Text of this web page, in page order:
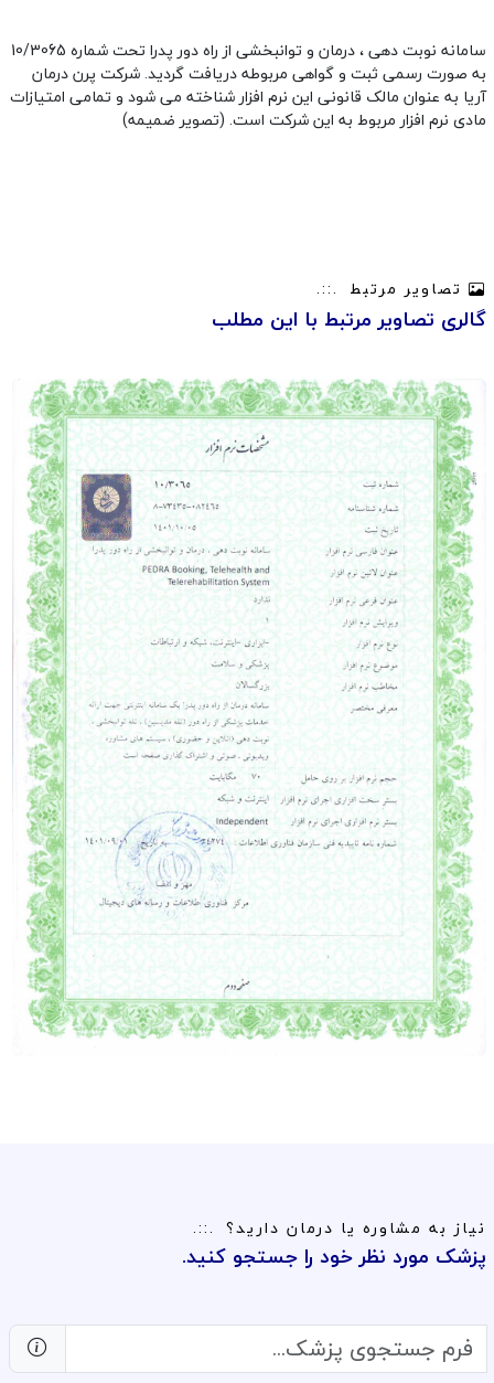
سامانه نوبت دهی ، درمان و توانبخشی از راه دور پدرا تحت شماره 10/3065
به صورت رسمی ثبت و گواهی مربوطه دریافت گردید. شرکت پرن درمان
آریا به عنوان مالک قانونی این نرم افزار شناخته می شود و تمامی امتیازات
مادی نرم افزار مربوط به این شرکت است. (تصویر ضمیمه)
تصاویر مرتبط
گالری تصاویر مرتبط با این مطلب
نیاز به مشاوره یا درمان دارید؟
پزشک مورد نظر خود را جستجو کنید.